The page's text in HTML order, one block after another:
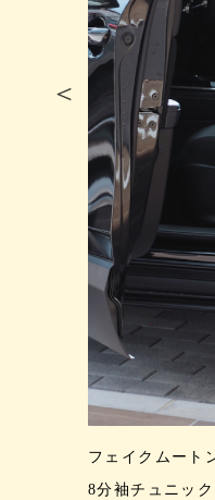
フェイクムート
8分袖チュニック